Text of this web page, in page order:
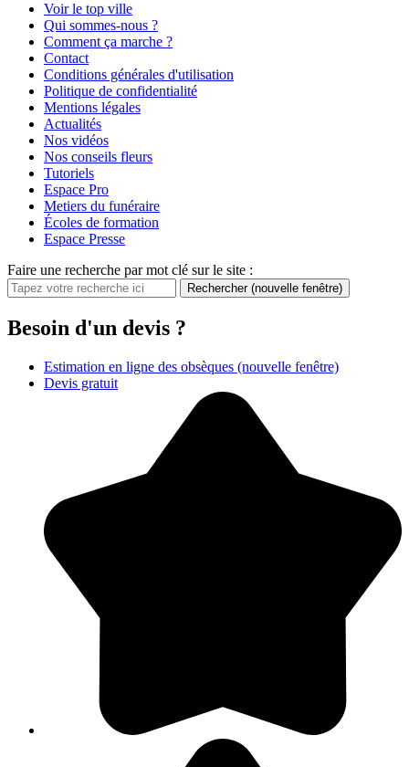
Voir le top ville
Qui sommes-nous ?
Comment ça marche ?
Contact
Conditions générales d'utilisation
Politique de confidentialité
Mentions légales
Actualités
Nos vidéos
Nos conseils fleurs
Tutoriels
Espace Pro
Metiers du funéraire
Écoles de formation
Espace Presse
Faire une recherche par mot clé sur le site :
Rechercher (nouvelle fenêtre)
Besoin d'un devis ?
Estimation en ligne des obsèques (nouvelle fenêtre)
Devis gratuit